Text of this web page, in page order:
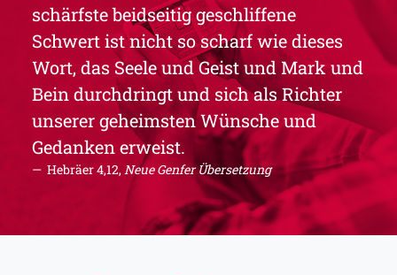
schärfste beidseitig geschliffene
Schwert ist nicht so scharf wie dieses
Wort, das Seele und Geist und Mark und
Bein durchdringt und sich als Richter
unserer geheimsten Wünsche und
Gedanken erweist.
Hebräer 4,12,Neue Genfer Übersetzung